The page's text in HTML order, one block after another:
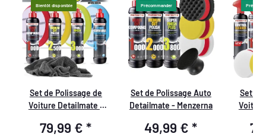
Bientôt disponible
Set de Polissage de
Voiture Detailmate -
Medium Cut 2500 +
79,99 €*
Précommander
Set de Polissage Auto
Detailmate - Menzerna
49,99 €*
Set de